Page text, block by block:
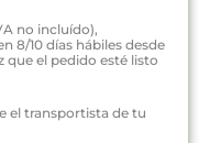
no incluído),
8/10 días hábiles desde
que el pedido esté listo
el transportista de tu